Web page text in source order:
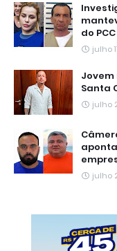
do PCC
julho
Santa
julho
julho